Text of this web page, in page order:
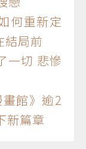
何重新定
結局前
一切 悲慘
館》逾2
新篇章